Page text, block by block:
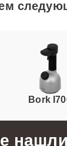
Bork